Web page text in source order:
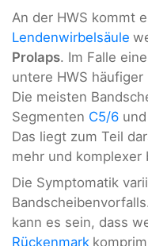
An der HWS kommt
Lendenwirbelsäule
Prolaps. Im Falle
untere HWS
Die meisten
Segmenten C5/6 und
Das liegt zum Teil
mehr und komplexer
Die Symptomatik
kann es sein, dass
Rückenmark